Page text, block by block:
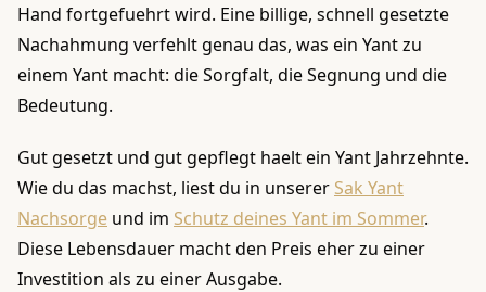
Hand fortgefuehrt wird. Eine billige, schnell gesetzte
Nachahmung verfehlt genau das, was ein Yant zu
einem Yant macht: die Sorgfalt, die Segnung und die
Bedeutung.
Gut gesetzt und gut gepflegt haelt ein Yant Jahrzehnte.
Wie du das machst, liest du in unserer Sak Yant
Nachsorge und im Schutz deines Yant im Sommer.
Diese Lebensdauer macht den Preis eher zu einer
Investition als zu einer Ausgabe.